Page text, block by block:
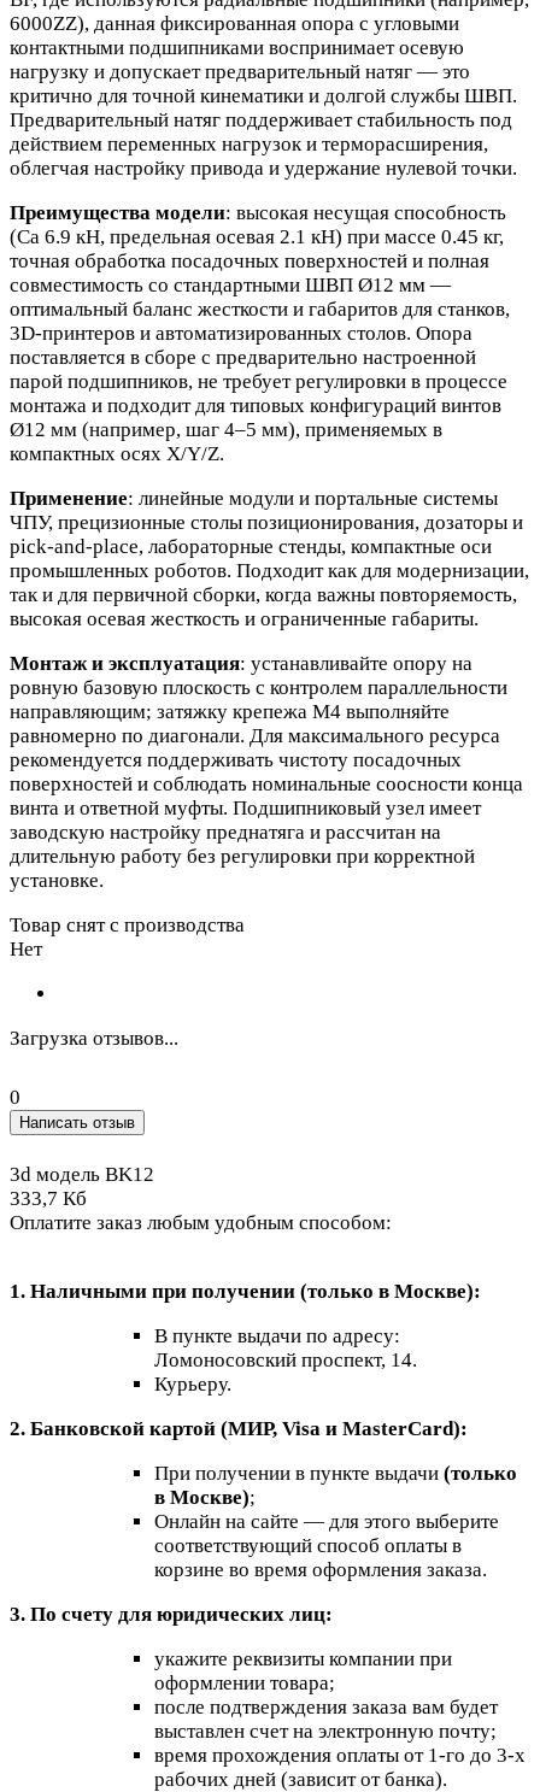
6000ZZ), данная фиксированная опора с угловыми
контактными подшипниками воспринимает осевую
нагрузку и допускает предварительный натяг — это
критично для точной кинематики и долгой службы ШВП.
Предварительный натяг поддерживает стабильность под
действием переменных нагрузок и терморасширения,
облегчая настройку привода и удержание нулевой точки.
Преимущества модели: высокая несущая способность
(Ca 6.9 кН, предельная осевая 2.1 кН) при массе 0.45 кг,
точная обработка посадочных поверхностей и полная
совместимость со стандартными ШВП Ø12 мм —
оптимальный баланс жесткости и габаритов для станков,
3D‑принтеров и автоматизированных столов. Опора
поставляется в сборе с предварительно настроенной
парой подшипников, не требует регулировки в процессе
монтажа и подходит для типовых конфигураций винтов
Ø12 мм (например, шаг 4–5 мм), применяемых в
компактных осях X/Y/Z.
Применение: линейные модули и портальные системы
ЧПУ, прецизионные столы позиционирования, дозаторы и
pick‑and‑place, лабораторные стенды, компактные оси
промышленных роботов. Подходит как для модернизации,
так и для первичной сборки, когда важны повторяемость,
высокая осевая жесткость и ограниченные габариты.
Монтаж и эксплуатация: устанавливайте опору на
ровную базовую плоскость с контролем параллельности
направляющим; затяжку крепежа М4 выполняйте
равномерно по диагонали. Для максимального ресурса
рекомендуется поддерживать чистоту посадочных
поверхностей и соблюдать номинальные соосности конца
винта и ответной муфты. Подшипниковый узел имеет
заводскую настройку преднатяга и рассчитан на
длительную работу без регулировки при корректной
установке.
Товар снят с производства
Нет
Загрузка отзывов...
0
Написать отзыв
3d модель BK12
333,7 Кб
Оплатите заказ любым удобным способом:
1. Наличными при получении (только в Москве):
В пункте выдачи по адресу:
Ломоносовский проспект, 14.
Курьеру.
2. Банковской картой (МИР, Visa и MasterCard):
При получении в пункте выдачи (только
в Москве);
Онлайн на сайте — для этого выберите
соответствующий способ оплаты в
корзине во время оформления заказа.
3. По счету для юридических лиц:
укажите реквизиты компании при
оформлении товара;
после подтверждения заказа вам будет
выставлен счет на электронную почту;
время прохождения оплаты от 1-го до 3-х
рабочих дней (зависит от банка).